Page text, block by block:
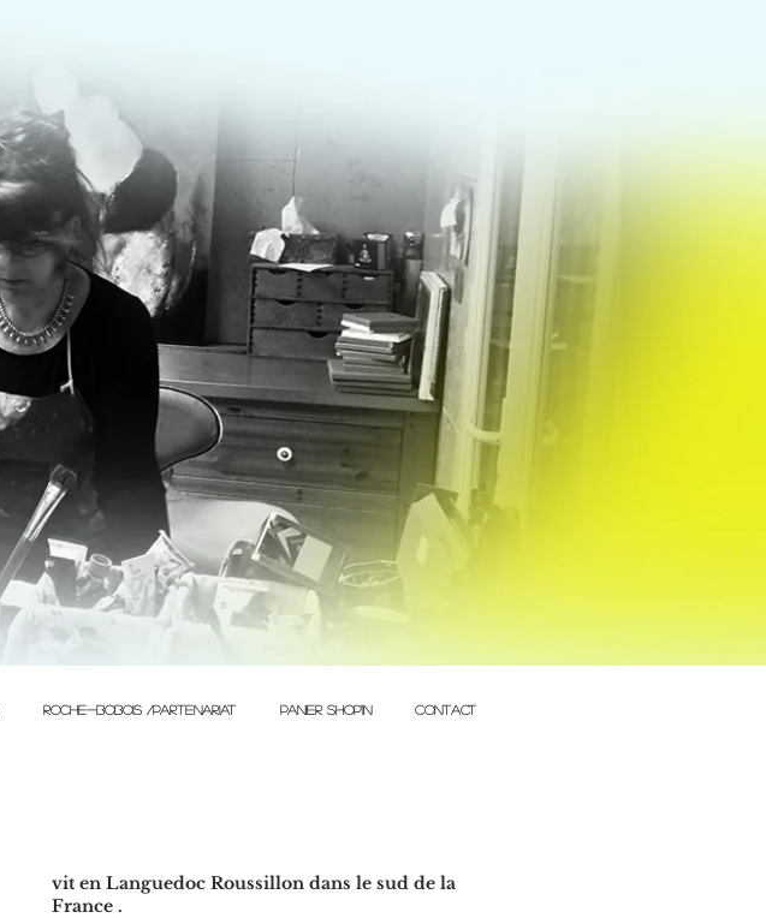
ROCHE-BOBOIS /Partenariat PANIER shop'in CONTACT
vit en Languedoc Roussillon dans le sud de la
France .